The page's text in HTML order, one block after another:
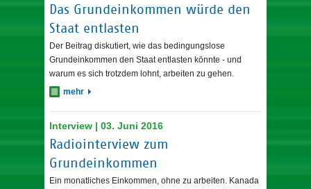
Das Grundeinkommen würde den
Staat entlasten
Der Beitrag diskutiert, wie das bedingungslose
Grundeinkommen den Staat entlasten könnte - und
warum es sich trotzdem lohnt, arbeiten zu gehen.
mehr
Interview | 03. Juni 2016
Radiointerview zum
Grundeinkommen
Ein monatliches Einkommen, ohne zu arbeiten. Kanada